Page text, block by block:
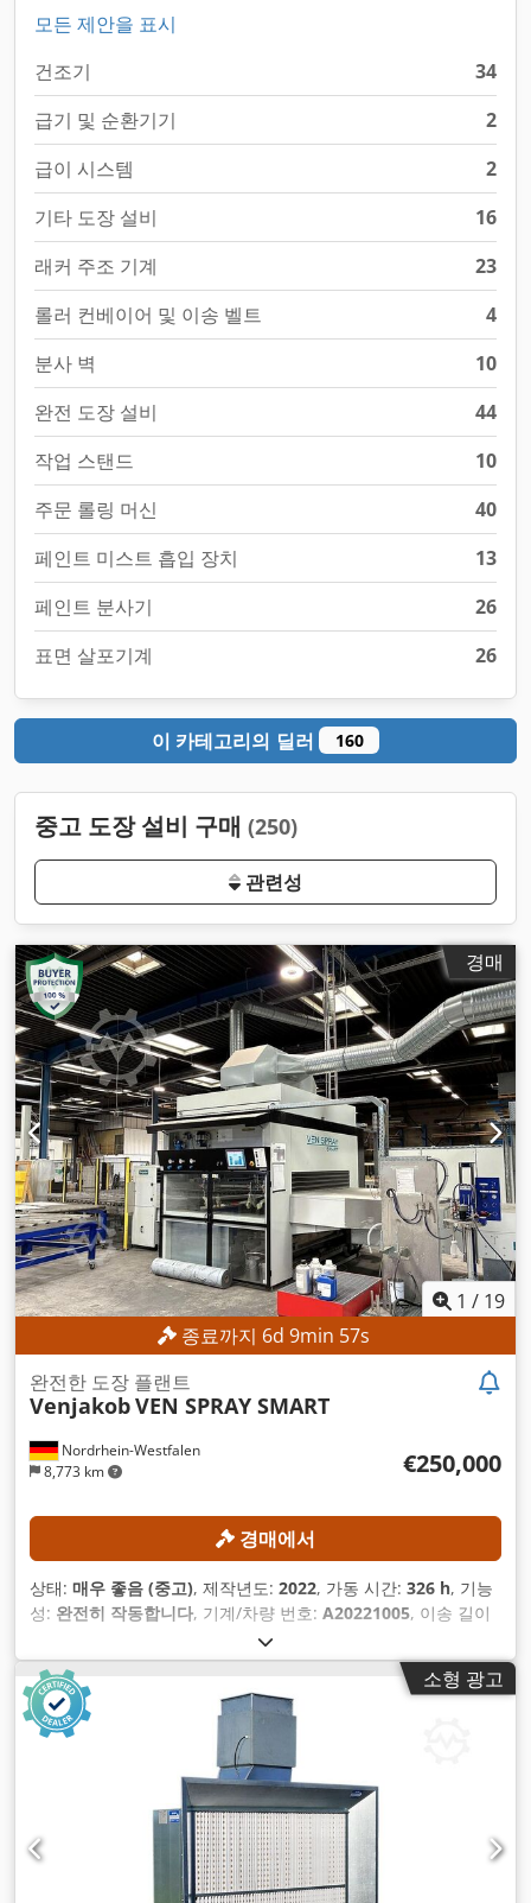
모든 제안을 표시
건조기
34
급기 및 순환기기
2
급이 시스템
2
기타 도장 설비
16
래커 주조 기계
23
롤러 컨베이어 및 이송 벨트
4
분사 벽
10
완전 도장 설비
44
작업 스탠드
10
주문 롤링 머신
40
페인트 미스트 흡입 장치
13
페인트 분사기
26
표면 살포기계
26
이 카테고리의 딜러 160
중고 도장 설비 구매 (250)
관련성
경매
1 / 19
종료까지 6d 9min 55s
Nordrhein-Westfalen
8,773 km
완전한 도장 플랜트
VenjakobVEN SPRAY SMART
€250,000
경매에서
상태: 매우 좋음 (중고), 제작년도: 2022, 가동 시간: 326 h, 기능
성: 완전히 작동합니다, 기계/차량 번호: A20221005, 이송 길이
, Y축 이송 길이:1,300 mm
mm, 가공물 중량(최대):500 kg, 작업 폭:1,300 mm,
소형 광고